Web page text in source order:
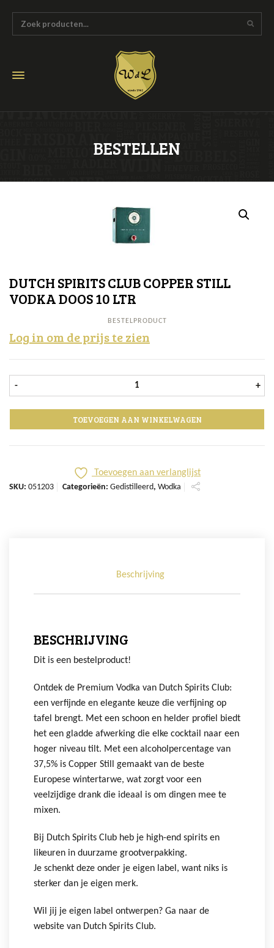
BESTELLEN
DUTCH SPIRITS CLUB COPPER STILL
VODKA DOOS 10 LTR
BESTELPRODUCT
Log in om de prijs te zien
- Dutch Spirits Club Copper Still+
TOEVOEGEN AAN WINKELWAGEN
Toevoegen aan verlanglijst
SKU: 051203 Categorieën: Gedistilleerd, Wodka
Beschrijving
BESCHRIJVING
Dit is een bestelproduct!
Ontdek de Premium Vodka van Dutch Spirits Club:
een verfijnde en elegante keuze die verfijning op
tafel brengt. Met een schoon en helder profiel biedt
het een gladde afwerking die elke cocktail naar een
hoger niveau tilt. Met een alcoholpercentage van
37,5% is Copper Still gemaakt van de beste
Europese wintertarwe, wat zorgt voor een
veelzijdige drank die ideaal is om dingen mee te
mixen.
Bij Dutch Spirits Club heb je high-end spirits en
likeuren in duurzame grootverpakking.
Je schenkt deze onder je eigen label, want niks is
sterker dan je eigen merk.
Wil jij je eigen label ontwerpen? Ga naar de
website van Dutch Spirits Club.